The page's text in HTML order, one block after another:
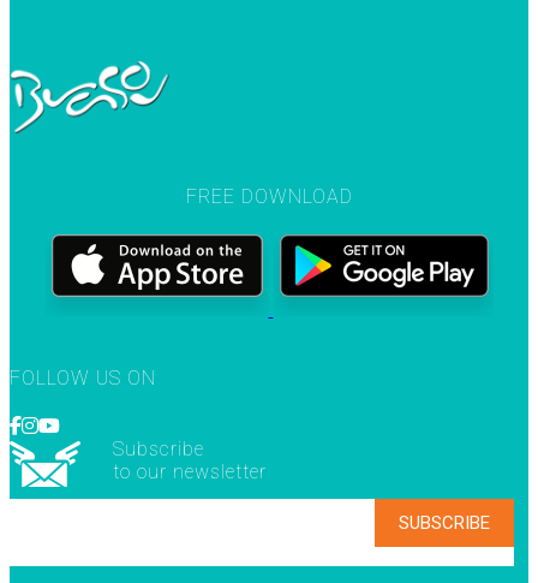
FREE DOWNLOAD
FOLLOW US ON
Subscribe
to our newsletter